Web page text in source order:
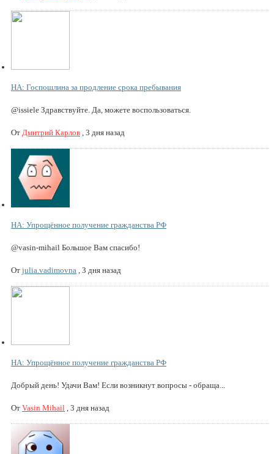
НА: Госпошлина за продление срока пребывания
@issiele Здравствуйте. Да, можете воспользоваться.
От Дмитрий Карлов 3 дня назад
НА: Упрощённое получение гражданства РФ
@vasin-mihail Большое Вам спасибо!
От julia.vadimovna 3 дня назад
НА: Упрощённое получение гражданства РФ
Добрый день! Удачи Вам! Если возникнут вопросы - обраща...
От Vasin Mihail 3 дня назад